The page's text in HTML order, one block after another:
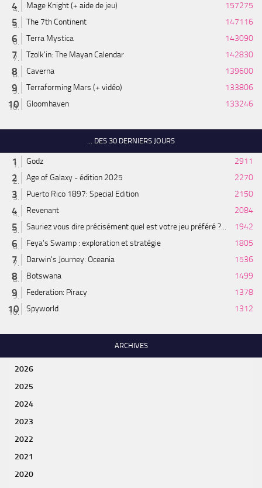
Mage Knight (+ aide de jeu)
157275
The 7th Continent
147116
Terra Mystica
143090
Tzolk'in: The Mayan Calendar
142830
Caverna
139600
Terraforming Mars (+ vidéo)
133806
Gloomhaven
133246
... DES 30 DERNIERS JOURS
Godz
2911
Age of Galaxy - édition 2025
2270
Puerto Rico 1897: Special Edition
2150
Revenant
2084
Sauriez vous dire précisément quel est votre jeu préféré ?...
1942
Feya’s Swamp : exploration et stratégie
1805
Darwin's Journey: Oceania
1536
Botswana
1499
Federation: Piracy
1378
Spyworld
1312
ARCHIVES
2026
2025
2024
2023
2022
2021
2020